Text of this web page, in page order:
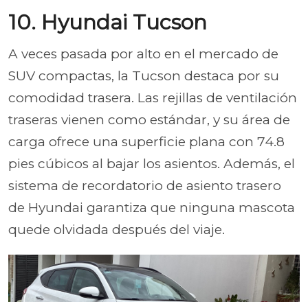
10. Hyundai Tucson
A veces pasada por alto en el mercado de
SUV compactas, la Tucson destaca por su
comodidad trasera. Las rejillas de ventilación
traseras vienen como estándar, y su área de
carga ofrece una superficie plana con 74.8
pies cúbicos al bajar los asientos. Además, el
sistema de recordatorio de asiento trasero
de Hyundai garantiza que ninguna mascota
quede olvidada después del viaje.